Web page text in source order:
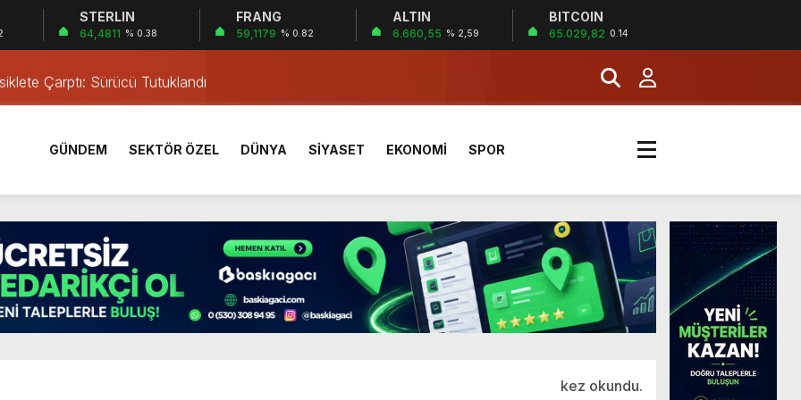
STERLIN
64,4811 % 0.38
FRANG
59,1179 % 0.82
ALTIN
6.660,55 % 2,59
BITCOIN
65.029,82 0.14
Gerçekleşti
Neoscience Olimpiyatları’nda Çifte Gümüş Madalya
Çarptı: Sürücü Tutuklandı
Öğrencilerinden ABD’de Tarihi Başarı: 6 Öğrenci 14 Madalya Kazandı
desteği hesaplara yatırıldı
Bulundu
Yaşındaki M.A.D. Yaşadıklarını Anlattı
İçinde Darp
Gerçekleşti
Neoscience Olimpiyatları’nda Çifte Gümüş Madalya
GÜNDEM SEKTÖR ÖZEL DÜNYA SİYASET EKONOMİ SPOR
kez okundu.